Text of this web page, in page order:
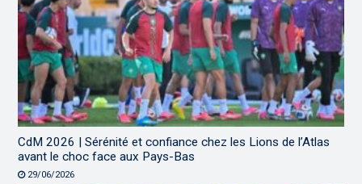
CdM 2026 | Sérénité et confiance chez les Lions de l’Atlas
avant le choc face aux Pays-Bas
29/06/2026